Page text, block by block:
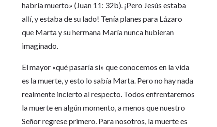
habría muerto» (Juan 11: 32b). ¡Pero Jesús estaba
allí, y estaba de su lado! Tenía planes para Lázaro
que Marta y su hermana María nunca hubieran
imaginado.
El mayor «qué pasaría si» que conocemos en la vida
es la muerte, y esto lo sabía Marta. Pero no hay nada
realmente incierto al respecto. Todos enfrentaremos
la muerte en algún momento, a menos que nuestro
Señor regrese primero. Para nosotros, la muerte es